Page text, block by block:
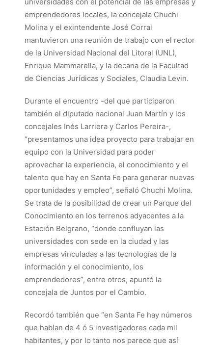
emprendedores locales, la concejala Chuchi
Molina y el exintendente José Corral
mantuvieron una reunión de trabajo con el rector
de la Universidad Nacional del Litoral (UNL),
Enrique Mammarella, y la decana de la Facultad
de Ciencias Jurídicas y Sociales, Claudia Levin.
Durante el encuentro -del que participaron
también el diputado nacional Juan Martín y los
concejales Inés Larriera y Carlos Pereira-,
“presentamos una idea proyecto para trabajar en
equipo con la Universidad para poder
aprovechar la experiencia, el conocimiento y el
talento que hay en Santa Fe para generar nuevas
oportunidades y empleo”, señaló Chuchi Molina.
Se trata de la posibilidad de crear un Parque del
Conocimiento en los terrenos adyacentes a la
Estación Belgrano, “donde confluyan las
universidades con sede en la ciudad y las
empresas vinculadas a las tecnologías de la
información y el conocimiento, los
emprendedores”, entre otros, apuntó la
concejala de Juntos por el Cambio.
Recordó también que “en Santa Fe hay números
que hablan de 4 ó 5 investigadores cada mil
habitantes, y por lo tanto nos parece que así